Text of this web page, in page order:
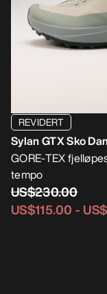
REVIDERT
Sylan GTX Sko
GORE-TEX
tempo
US$230.00
US$115.00 -